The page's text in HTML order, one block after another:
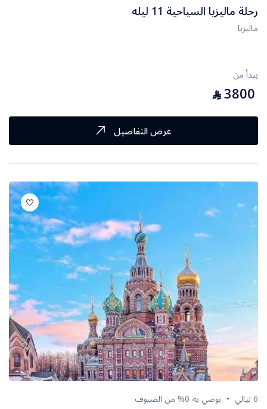
رحلة ماليزيا السياحية 11 ليله
ماليزيا
يبدأ من
3800
⃁
عرض التفاصيل
6 ليالي يوصي به 0% من الضيوف